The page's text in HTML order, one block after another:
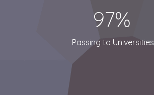
97%
Passing to Universities